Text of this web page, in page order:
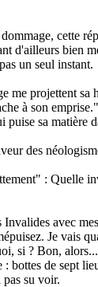
cette
d'ailleurs bien
un seul instant.
me projettent sa
à son
puise sa matière
des
: Quelle
Invalides avec
Je vais
si ? Bon,
: bottes de sept
pas su voir.